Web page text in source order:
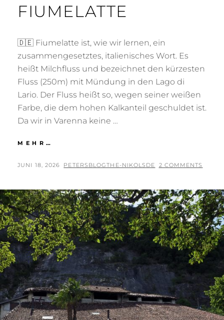
FIUMELATTE
🇩🇪 Fiumelatte ist, wie wir lernen, ein
zusammengesetztes, italienisches Wort. Es
heißt Milchfluss und bezeichnet den kürzesten
Fluss (250m) mit Mündung in den Lago di
Lario. Der Fluss heißt so, wegen seiner weißen
Farbe, die dem hohen Kalkanteil geschuldet ist.
Da wir in Varenna keine …
MEHR…
POSTED
JUNI 18, 2026 BY
PETERSBLOGTHE-NIKOLSDE 2 COMMENTS